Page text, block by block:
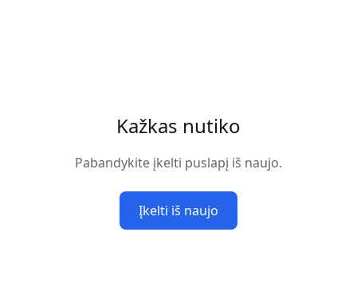
Kažkas nutiko
Pabandykite įkelti puslapį iš naujo.
Įkelti iš naujo